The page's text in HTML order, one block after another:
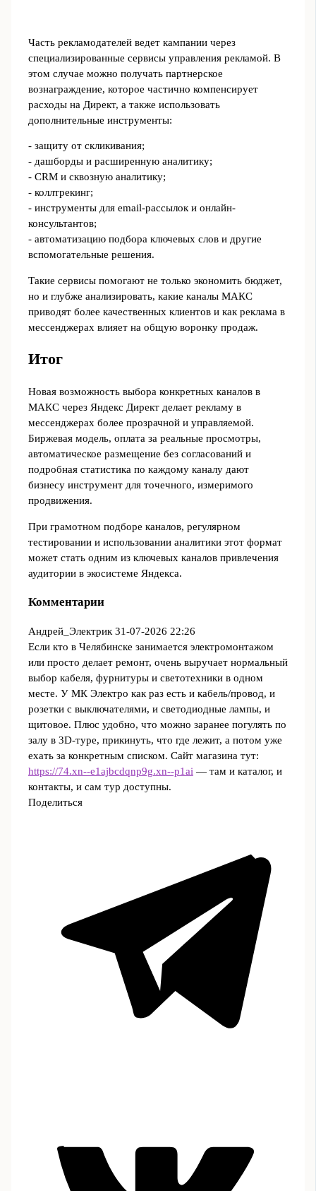
Часть рекламодателей ведет кампании через
специализированные сервисы управления рекламой. В
этом случае можно получать партнерское
вознаграждение, которое частично компенсирует
расходы на Директ, а также использовать
дополнительные инструменты:
- защиту от скликивания;
- дашборды и расширенную аналитику;
- CRM и сквозную аналитику;
- коллтрекинг;
- инструменты для email-рассылок и онлайн-
консультантов;
- автоматизацию подбора ключевых слов и другие
вспомогательные решения.
Такие сервисы помогают не только экономить бюджет,
но и глубже анализировать, какие каналы МАКС
приводят более качественных клиентов и как реклама в
мессенджерах влияет на общую воронку продаж.
Итог
Новая возможность выбора конкретных каналов в
МАКС через Яндекс Директ делает рекламу в
мессенджерах более прозрачной и управляемой.
Биржевая модель, оплата за реальные просмотры,
автоматическое размещение без согласований и
подробная статистика по каждому каналу дают
бизнесу инструмент для точечного, измеримого
продвижения.
При грамотном подборе каналов, регулярном
тестировании и использовании аналитики этот формат
может стать одним из ключевых каналов привлечения
аудитории в экосистеме Яндекса.
Комментарии
Андрей_Электрик 31-07-2026 22:26
Если кто в Челябинске занимается электромонтажом
или просто делает ремонт, очень выручает нормальный
выбор кабеля, фурнитуры и светотехники в одном
месте. У МК Электро как раз есть и кабель/провод, и
розетки с выключателями, и светодиодные лампы, и
щитовое. Плюс удобно, что можно заранее погулять по
залу в 3D-туре, прикинуть, что где лежит, а потом уже
ехать за конкретным списком. Сайт магазина тут:
https://74.xn--e1ajbcdqnp9g.xn--p1ai — там и каталог, и
контакты, и сам тур доступны.
Поделиться